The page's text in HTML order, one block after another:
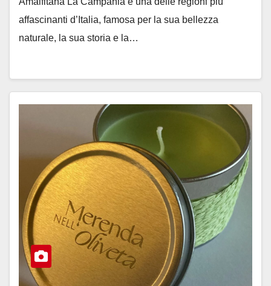
affascinanti d’Italia, famosa per la sua bellezza
naturale, la sua storia e la…